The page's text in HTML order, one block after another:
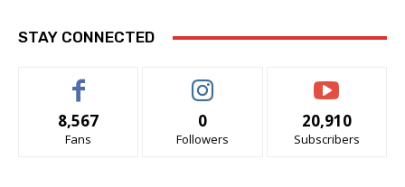
STAY CONNECTED
8,567
Fans
0
Followers
20,910
Subscribers